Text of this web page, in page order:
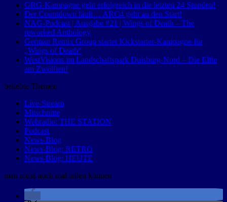
GRG-Kampagne geht erfolgreich in die letzten 24 Stunden!
Der Countdown läuft… ARC4 geht an den Start!
NAG-Podcast | Ausgabe #21 | Wings of Death – The
reworked Anthology
German Remix Group startet Kickstarter-Kampagne für
„Wings of Death“
WestVisions im Landschaftspark Duisburg-Nord – Die Elfte
am Zwölften!
beliebte Themen
Live-Stream
Mitschnitte
Webradio: THE STATION
Podcast
News-Blog
News-Blog: RETRO
News-Blog: HEUTE
man muss auch mal teilen können